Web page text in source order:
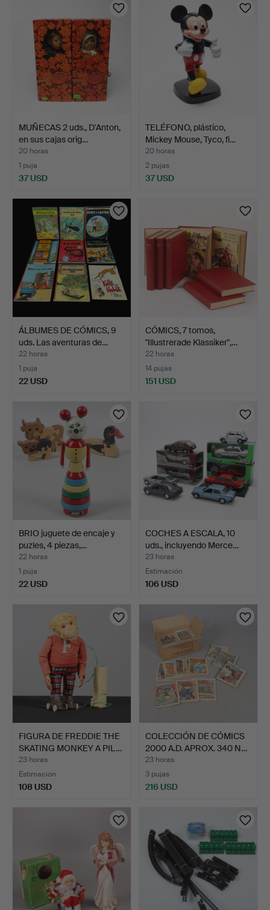
MUÑECAS 2 uds., D'Anton,
en sus cajas orig…
20 horas
1 puja
37 USD
TELÉFONO, plástico,
Mickey Mouse, Tyco, fi…
20 horas
2 pujas
37 USD
ÁLBUMES DE CÓMICS, 9
uds. Las aventuras de…
22 horas
1 puja
22 USD
CÓMICS, 7 tomos,
"Illustrerade Klassiker",…
22 horas
14 pujas
151 USD
BRIO juguete de encaje y
puzles, 4 piezas,…
22 horas
1 puja
22 USD
COCHES A ESCALA, 10
uds., incluyendo Merce…
23 horas
Estimación
106 USD
FIGURA DE FREDDIE THE
SKATING MONKEY A PIL…
23 horas
Estimación
108 USD
COLECCIÓN DE CÓMICS
2000 A.D. APROX. 340 N…
23 horas
3 pujas
216 USD